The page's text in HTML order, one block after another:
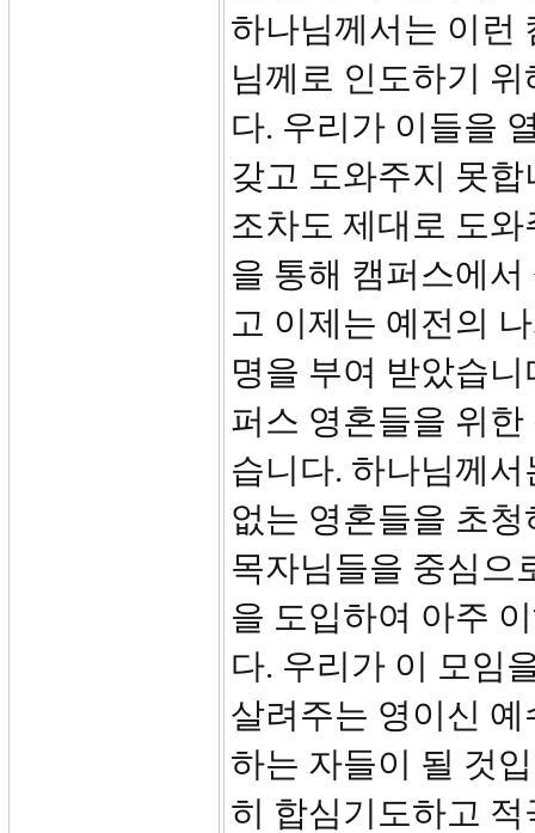
하나님께서는 이런
님께로 인도하기
다. 우리가 이들을
갖고 도와주지 못
조차도 제대로 도
을 통해 캠퍼스에
고 이제는 예전의
명을 부여 받았습
퍼스 영혼들을 위
습니다. 하나님께
없는 영혼들을 초
목자님들을 중심으
을 도입하여 아주
다. 우리가 이 모임
살려주는 영이신
하는 자들이 될 것
히 합심기도하고